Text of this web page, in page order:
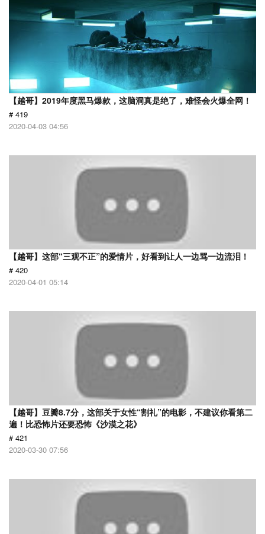
【越哥】2019年度黑马爆款，这脑洞真是绝了，难怪会火爆全网！
# 419
2020-04-03 04:56
【越哥】这部“三观不正”的爱情片，好看到让人一边骂一边流泪！
# 420
2020-04-01 05:14
【越哥】豆瓣8.7分，这部关于女性“割礼”的电影，不建议你看第二
遍！比恐怖片还要恐怖《沙漠之花》
# 421
2020-03-30 07:56